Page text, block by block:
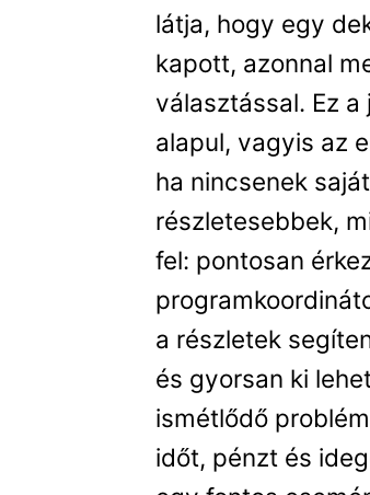
látja, hogy egy
kapott, azonnal
választással. Ez
alapul, vagyis az
ha nincsenek
részletesebbek,
fel: pontosan
a részletek
és gyorsan ki
ismétlődő
időt, pénzt és